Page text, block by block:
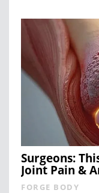
Surgeons:
Joint Pain &
FORGE BODY